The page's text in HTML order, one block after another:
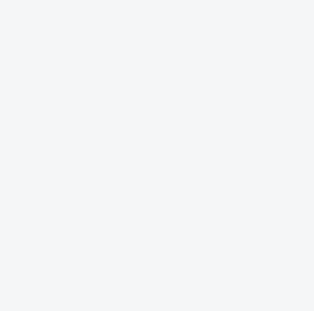
Transcash s’adresse à
Les personnes concernées par le
le service Transcash leur propose
service de transfert d’argent simple,
Finis les files d’attentes et les
de la carte noire peut la recharger
€ puis réaliser un transfert 7j/7 et
Son détenteur disposera ainsi